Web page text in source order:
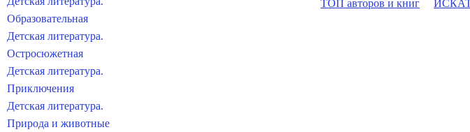
ТОП авторов и книг
Образовательная
Детская литература.
Остросюжетная
Детская литература.
Приключения
Детская литература.
Природа и животные